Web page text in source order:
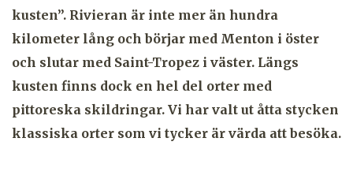
kusten”. Rivieran är inte mer än hundra
kilometer lång och börjar med Menton i öster
och slutar med Saint-Tropez i väster. Längs
kusten finns dock en hel del orter med
pittoreska skildringar. Vi har valt ut åtta stycken
klassiska orter som vi tycker är värda att besöka.